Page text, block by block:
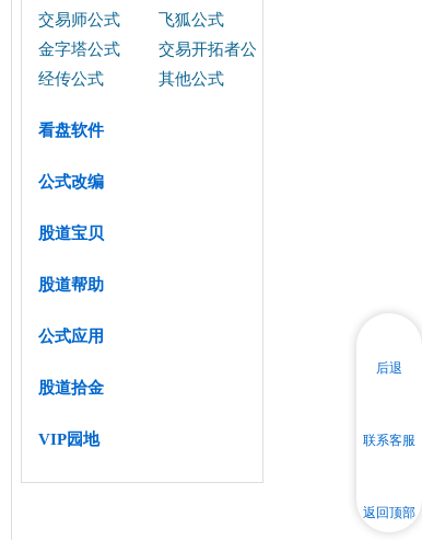
交易师公式
飞狐公式
金字塔公式
交易开拓者公
式
经传公式 其他公式
看盘软件
公式改编
股道宝贝
股道帮助
公式应用
股道拾金
VIP园地
后退
联系客服
返回顶部